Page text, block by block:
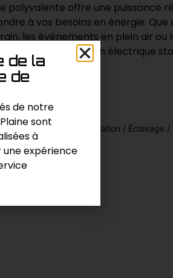
polyvalente offre une puissance
à vos besoins en énergie. Que
les événements en plein air ou
une alimentation électrique
,Pompage / Pressurisation / Éclairage /
de la
de
de notre
sont
à
expérience